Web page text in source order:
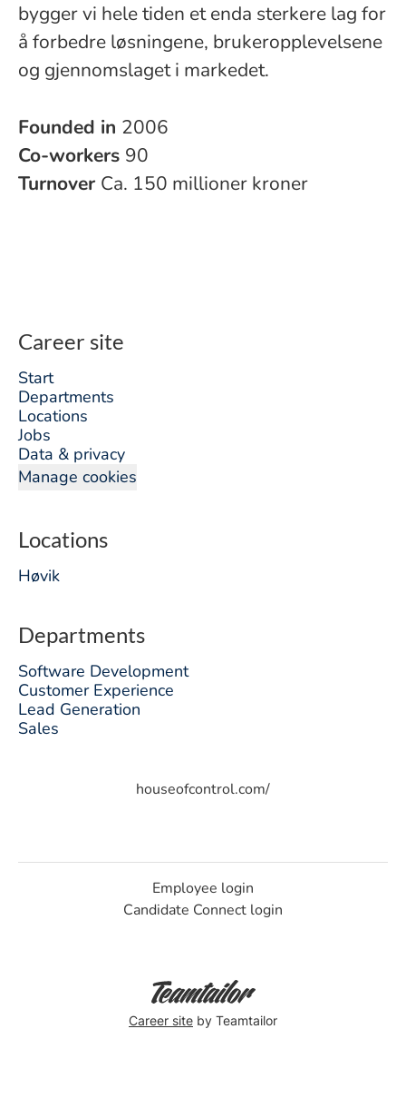
bygger vi hele tiden et enda sterkere lag for
å forbedre løsningene, brukeropplevelsene
og gjennomslaget i markedet.
Founded in 2006
Co-workers 90
Turnover Ca. 150 millioner kroner
Career site
Start
Departments
Locations
Jobs
Data & privacy
Manage cookies
Locations
Høvik
Departments
Software Development
Customer Experience
Lead Generation
Sales
houseofcontrol.com/
Employee login
Candidate Connect login
Career site by Teamtailor